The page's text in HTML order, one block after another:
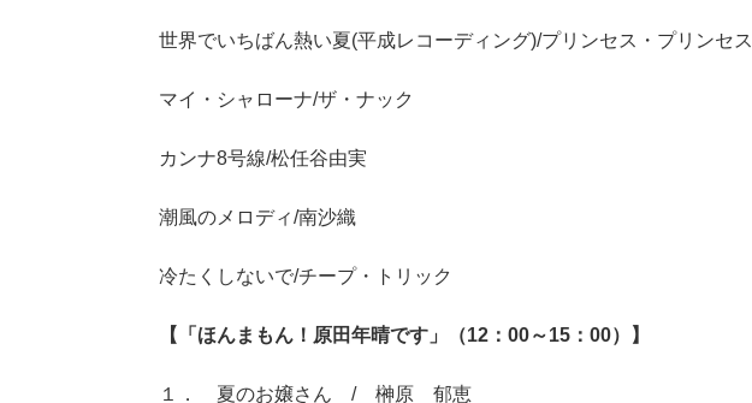
世界でいちばん熱い夏(平成レコーディング)/プリンセス・プリンセス
マイ・シャローナ/ザ・ナック
カンナ8号線/松任谷由実
潮風のメロディ/南沙織
冷たくしないで/チープ・トリック
【「ほんまもん！原田年晴です」（12：00～15：00）】
１． 夏のお嬢さん / 榊原 郁恵